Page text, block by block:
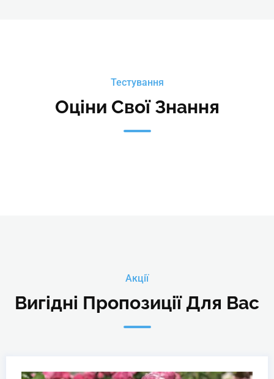
Тестування
Оціни Свої Знання
Акції
Вигідні Пропозиції Для Вас